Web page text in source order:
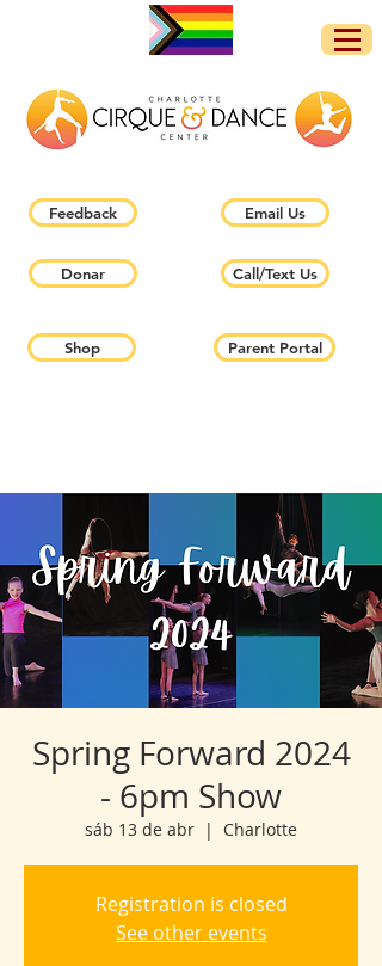
Donar
Parent Portal
Call/Text Us
Email Us
Feedback
Shop
Spring Forward 2024
- 6pm Show
sáb 13 de abr
  |
Charlotte
Registration is closed
See other events